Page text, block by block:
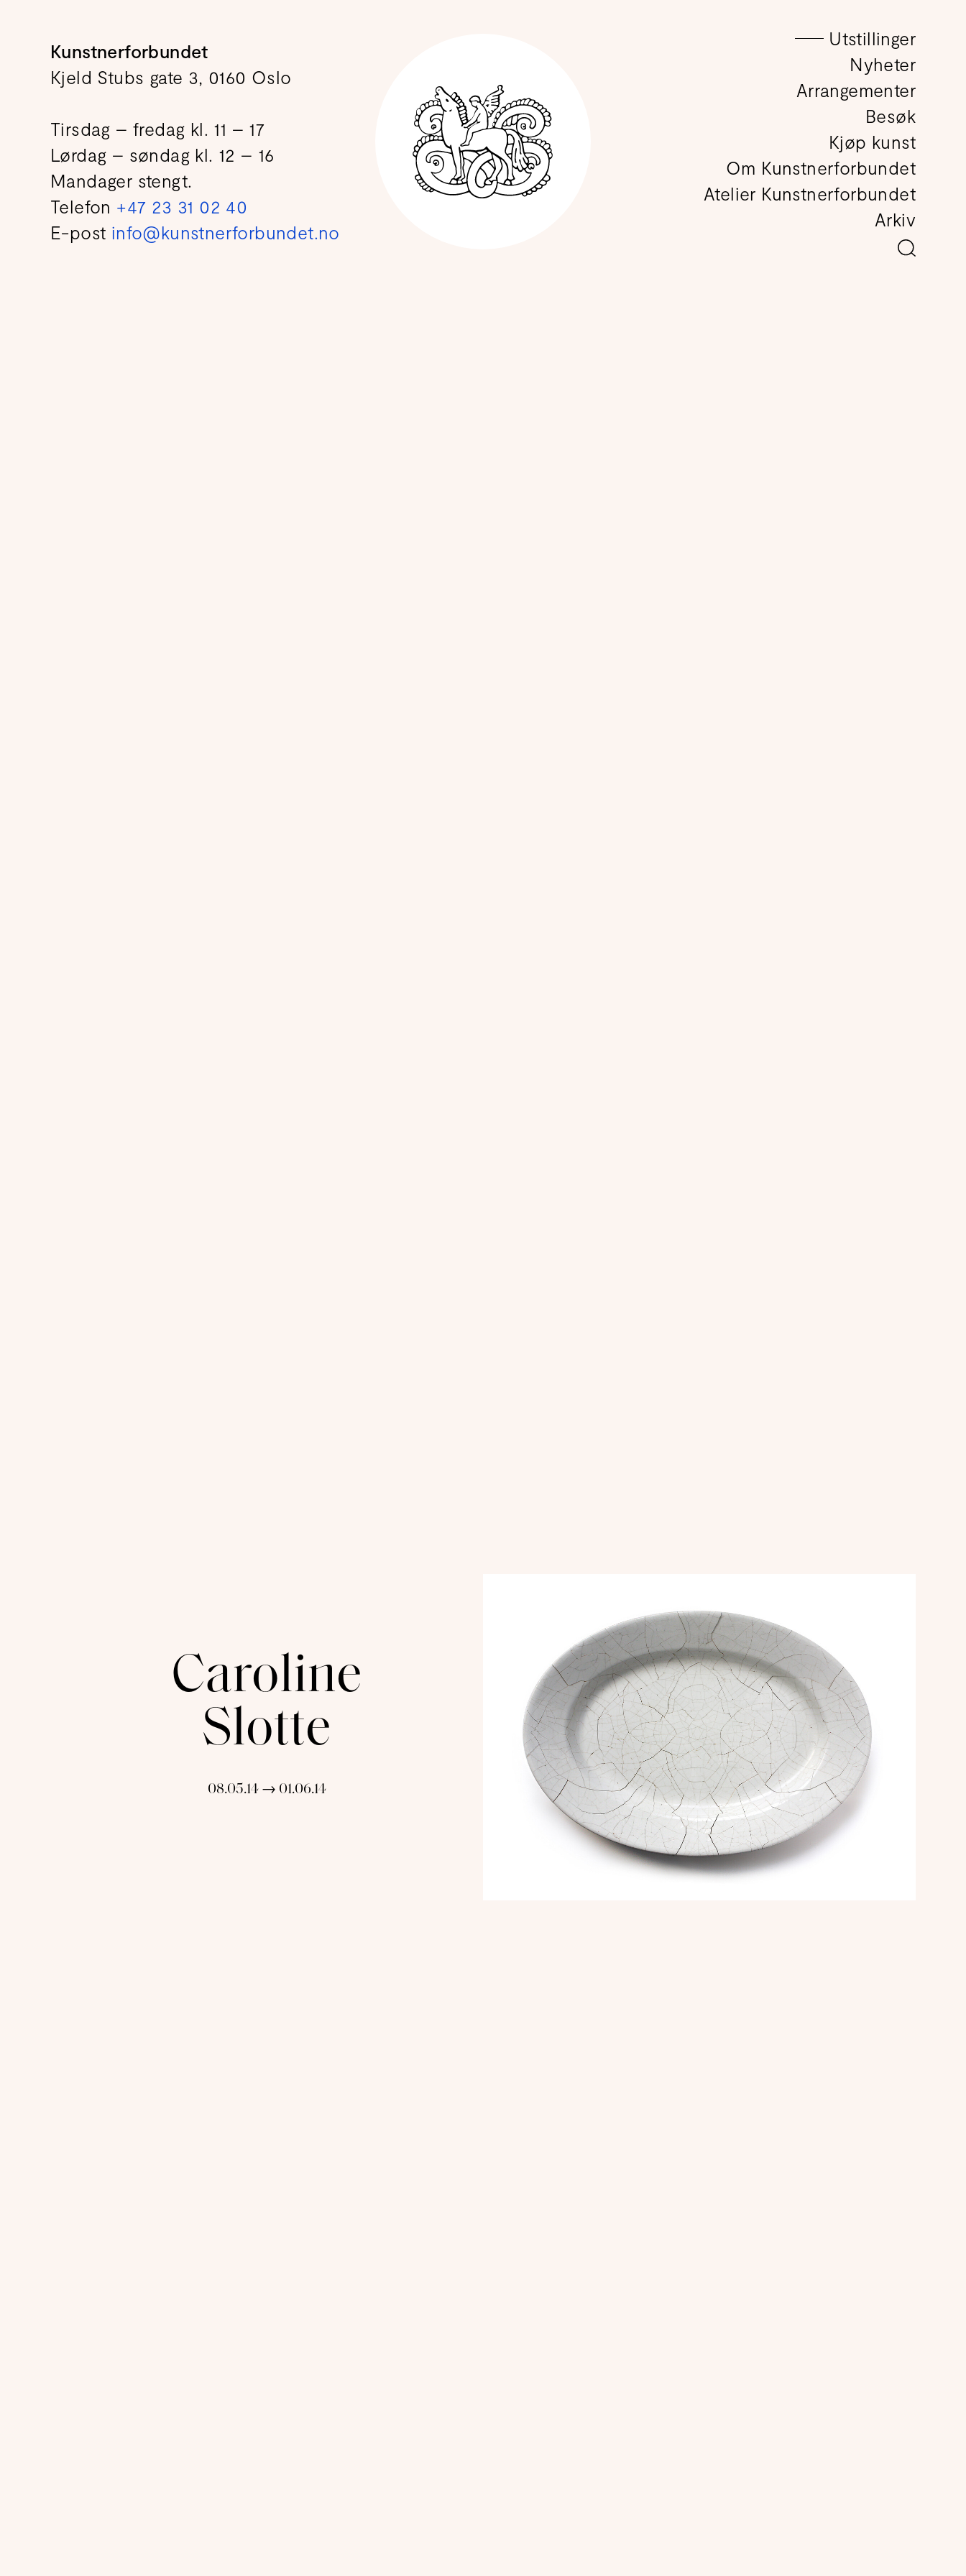
Kunstnerforbundet
Kjeld Stubs gate 3, 0160 Oslo
Tirsdag – fredag kl. 11 – 17
Lørdag – søndag kl. 12 – 16
Mandager stengt.
Telefon +47 23 31 02 40
E-post info@kunstnerforbundet.no
Utstillinger
Nyheter
Arrangementer
Besøk
Kjøp kunst
Om Kunstnerforbundet
Atelier Kunstnerforbundet
Arkiv
Caroline
Slotte
08.05.14 → 01.06.14